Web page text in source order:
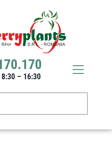
– 16:30
Toggle